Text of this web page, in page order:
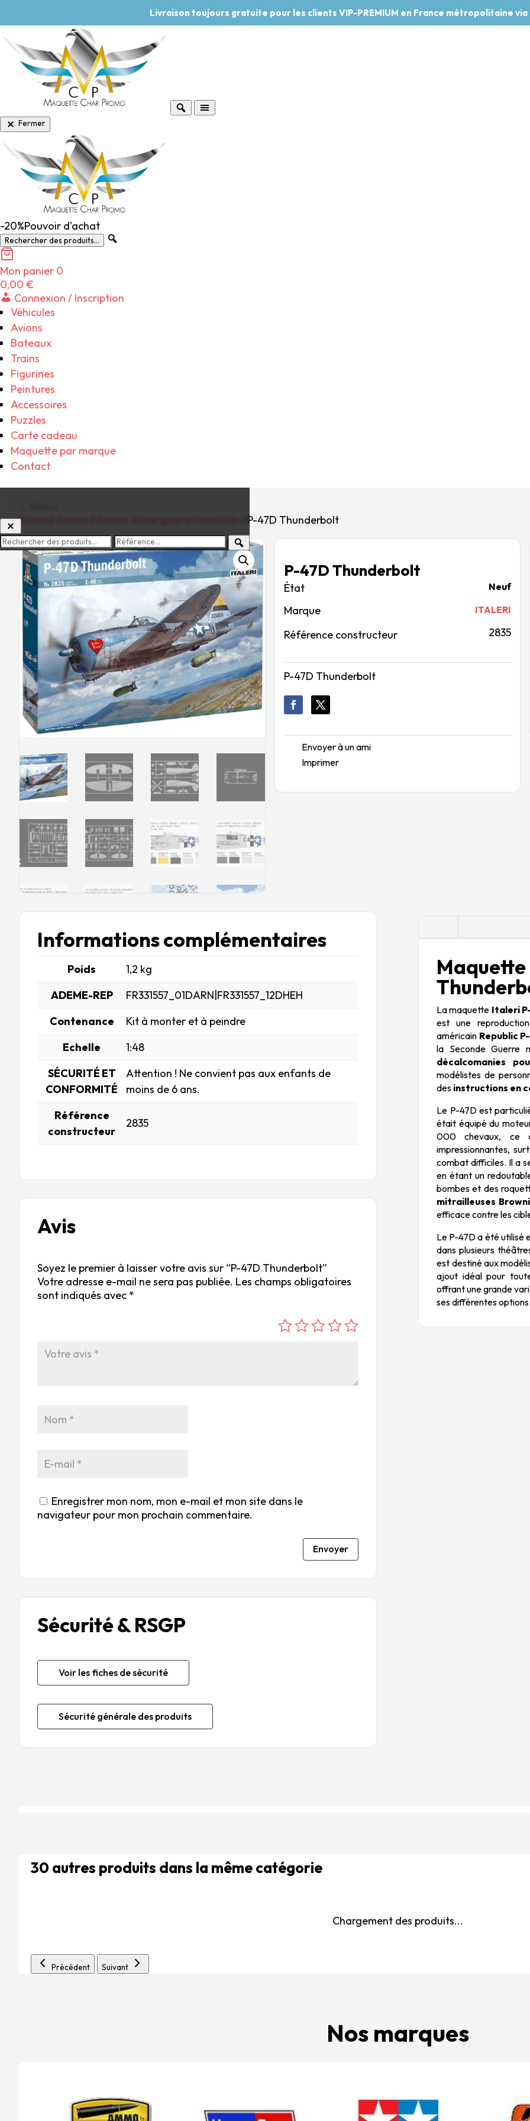
Livraison toujours gratuite pour les clients VIP-PREMIUM en France métropolitaine via
Fermer
-20%Pouvoir d'achat
Rechercher des produits...
Mon panier 0
0,00 €
Connexion / Inscription
Véhicules
Avions
Bateaux
Trains
Figurines
Peintures
Accessoires
Puzzles
Carte cadeau
Maquette par marque
Contact
Home / P-47D Thunderbolt
P-47D Thunderbolt
Neuf
Marque ITALERI
Référence constructeur 2835
P-47D Thunderbolt
Envoyer à un ami
Imprimer
Informations complémentaires
Poids
1,2 kg
ADEME-REP
FR331557_01DARN|FR331557_12DHEH
Contenance
Kit à monter et à peindre
Echelle
1:48
SÉCURITÉ ET
CONFORMITÉ
Attention ! Ne convient pas aux enfants de
moins de 6 ans.
Référence
constructeur
2835
Avis
Soyez le premier à laisser votre avis sur “P-47D Thunderbolt”
Votre adresse e-mail ne sera pas publiée. Les champs obligatoires
sont indiqués avec *
s
Enregistrer mon nom, mon e-mail et mon site dans le
navigateur pour mon prochain commentaire.
Envoyer
Sécurité & RSGP
Voir les fiches de sécurité
Sécurité générale des produits
La maquette Italeri
est une
américain Republic
la Seconde Guerre
décalcomanies
modélistes de
des instructions en
Le P-47D est
était équipé du
000 chevaux, ce
impressionnantes,
combat difficiles. Il a
en étant un
bombes et des
mitrailleuses
efficace contre les
Le P-47D a été utilisé
dans plusieurs
est destiné aux
ajout idéal pour
offrant une grande
ses différentes
30 autres produits dans la même catégorie
Chargement des produits...
Précédent Suivant
Nos marques